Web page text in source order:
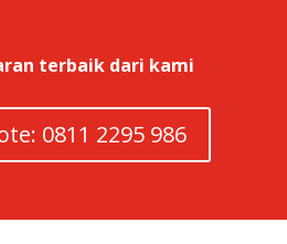
terbaik dari kami
0811 2295 986